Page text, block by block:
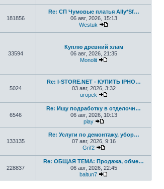
181856
Re: СП Чумовые платья Ally*Sf…
06 авг, 2026, 15:13
Westuk
33594
Куплю древний хлам
06 авг, 2026, 21:35
Monolit
5024
Re: I-STORE.NET - КУПИТЬ IPHO…
03 авг, 2026, 3:32
uropek
6546
Re: Ищу подработку в отделочн…
06 авг, 2026, 10:13
play
Перейти к
133135
Re: Услуги по демонтажу, убор…
07 авг, 2026, 9:16
Grif2
228837
Re: ОБЩАЯ ТЕМА: Продажа, обме…
06 авг, 2026, 22:45
baltun7
Перейти к